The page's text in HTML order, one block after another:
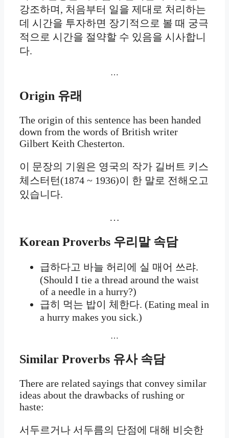
강조하며, 처음부터 일을 제대로 처리하는
데 시간을 투자하면 장기적으로 볼 때 궁극
적으로 시간을 절약할 수 있음을 시사합니
다.
…
Origin 유래
The origin of this sentence has been handed
down from the words of British writer
Gilbert Keith Chesterton.
이 문장의 기원은 영국의 작가 길버트 키스
체스터턴(1874 ~ 1936)이 한 말로 전해오고
있습니다.
…
Korean Proverbs 우리말 속담
급하다고 바늘 허리에 실 매어 쓰랴.
(Should I tie a thread around the waist
of a needle in a hurry?)
급히 먹는 밥이 체한다. (Eating meal in
a hurry makes you sick.)
…
Similar Proverbs 유사 속담
There are related sayings that convey similar
ideas about the drawbacks of rushing or
haste:
서두르거나 서두름의 단점에 대해 비슷한